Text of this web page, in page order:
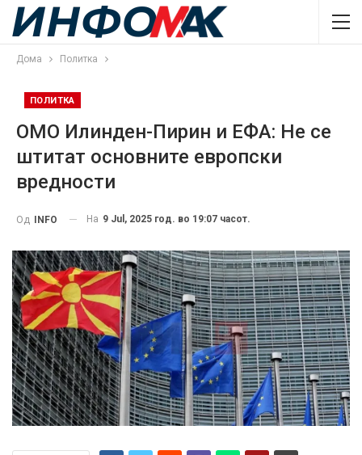
Дома Политка
ПОЛИТКА
ОМО Илинден-Пирин и ЕФА: Не се
штитат основните европски
вредности
Од INFO На 9 Jul, 2025 год. во 19:07 часот.